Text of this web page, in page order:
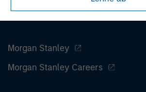
Morgan Stanley
Morgan Stanley Careers